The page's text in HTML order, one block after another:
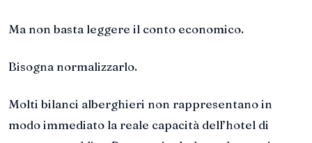
Ma non basta leggere il conto economico.
Bisogna normalizzarlo.
Molti bilanci alberghieri non rappresentano in
modo immediato la reale capacità dell’hotel di